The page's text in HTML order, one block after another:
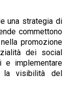
una strategia di
commettono
promozione
dei social
e implementare
la visibilità del